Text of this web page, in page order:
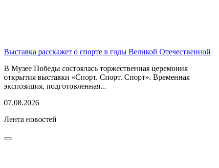
Выставка расскажет о спорте в годы Великой Отечественной
В Музее Победы состоялась торжественная церемония
открытия выставки «Спорт. Спорт. Спорт». Временная
экспозиция, подготовленная...
07.08.2026
Лента новостей